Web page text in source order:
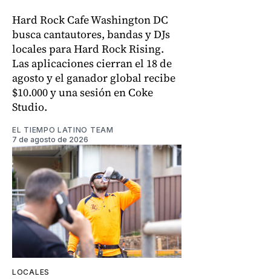
Hard Rock Cafe Washington DC
busca cantautores, bandas y DJs
locales para Hard Rock Rising.
Las aplicaciones cierran el 18 de
agosto y el ganador global recibe
$10.000 y una sesión en Coke
Studio.
EL TIEMPO LATINO TEAM
7 de agosto de 2026
LOCALES